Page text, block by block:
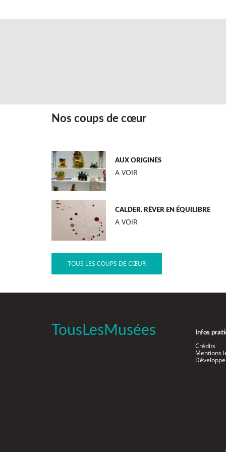
Nos coups de cœur
AUX ORIGINES
A VOIR
CALDER. RÊVER EN ÉQUILIBRE
A VOIR
TOUS LES COUPS DE CŒUR
TousLesMusées Infos
Crédits
Mentions